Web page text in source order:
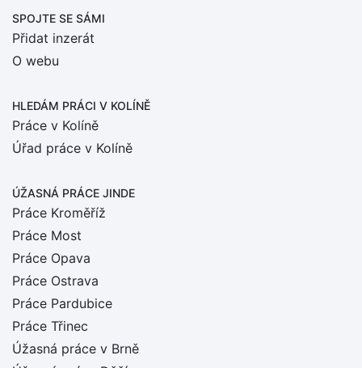
SPOJTE SE SÁMI
Přidat inzerát
O webu
HLEDÁM PRÁCI V KOLÍNĚ
Práce v Kolíně
Úřad práce v Kolíně
ÚŽASNÁ PRÁCE JINDE
Práce Kroměříž
Práce Most
Práce Opava
Práce Ostrava
Práce Pardubice
Práce Třinec
Úžasná práce v Brně